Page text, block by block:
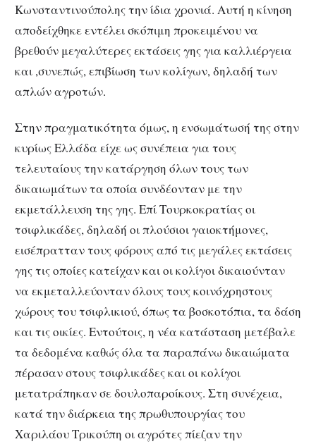
Κωνσταντινούπολης την ίδια χρονιά. Αυτή η κίνηση
αποδείχθηκε εντέλει σκόπιμη προκειμένου να
βρεθούν μεγαλύτερες εκτάσεις γης για καλλιέργεια
και ,συνεπώς, επιβίωση των κολίγων, δηλαδή των
απλών αγροτών.
Στην πραγματικότητα όμως, η ενσωμάτωσή της στην
κυρίως Ελλάδα είχε ως συνέπεια για τους
τελευταίους την κατάργηση όλων τους των
δικαιωμάτων τα οποία συνδέονταν με την
εκμετάλλευση της γης. Επί Τουρκοκρατίας οι
τσιφλικάδες, δηλαδή οι πλούσιοι γαιοκτήμονες,
εισέπρατταν τους φόρους από τις μεγάλες εκτάσεις
γης τις οποίες κατείχαν και οι κολίγοι δικαιούνταν
να εκμεταλλεύονταν όλους τους κοινόχρηστους
χώρους του τσιφλικιού, όπως τα βοσκοτόπια, τα δάση
και τις οικίες. Εντούτοις, η νέα κατάσταση μετέβαλε
τα δεδομένα καθώς όλα τα παραπάνω δικαιώματα
πέρασαν στους τσιφλικάδες και οι κολίγοι
μετατράπηκαν σε δουλοπαροίκους. Στη συνέχεια,
κατά την διάρκεια της πρωθυπουργίας του
Χαριλάου Τρικούπη οι αγρότες πίεζαν την